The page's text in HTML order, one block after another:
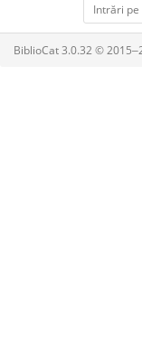
Intrări pe
BiblioCat 3.0.32 ©